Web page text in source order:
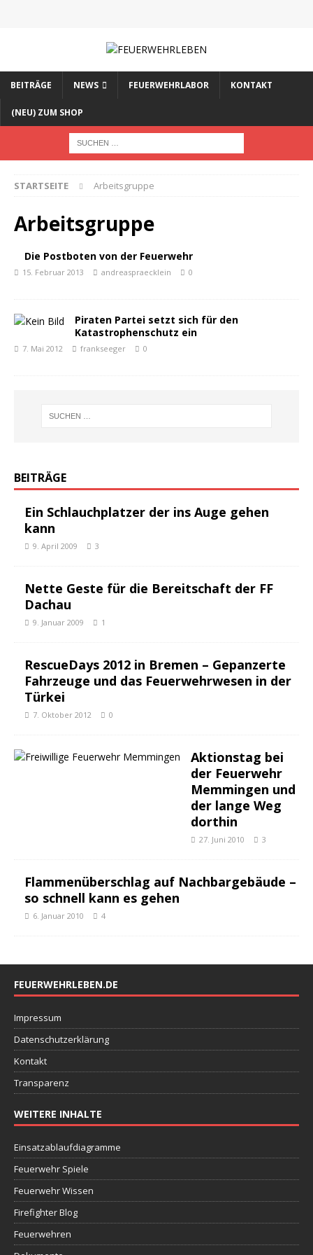
BEITRÄGE NEWS FEUERWEHRLABOR KONTAKT
(NEU) ZUM SHOP
STARTSEITE Arbeitsgruppe
Arbeitsgruppe
Die Postboten von der Feuerwehr
15. Februar 2013 andreaspraecklein 0
Piraten Partei setzt sich für den
Katastrophenschutz ein
7. Mai 2012 frankseeger 0
BEITRÄGE
Ein Schlauchplatzer der ins Auge gehen
kann
9. April 2009 3
Nette Geste für die Bereitschaft der FF
Dachau
9. Januar 2009 1
RescueDays 2012 in Bremen – Gepanzerte
Fahrzeuge und das Feuerwehrwesen in der
Türkei
7. Oktober 2012 0
Aktionstag bei
der Feuerwehr
Memmingen und
der lange Weg
dorthin
27. Juni 2010 3
Flammenüberschlag auf Nachbargebäude –
so schnell kann es gehen
6. Januar 2010 4
FEUERWEHRLEBEN.DE
Impressum
Datenschutzerklärung
Kontakt
Transparenz
WEITERE INHALTE
Einsatzablaufdiagramme
Feuerwehr Spiele
Feuerwehr Wissen
Firefighter Blog
Feuerwehren